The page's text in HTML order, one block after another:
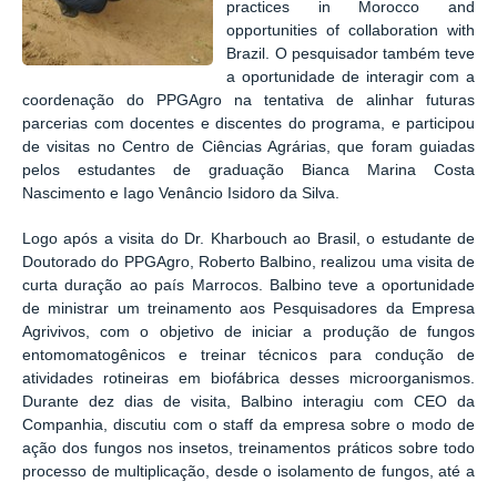
practices in Morocco and
opportunities of collaboration with
Brazil. O pesquisador também teve
a oportunidade de interagir com a
coordenação do PPGAgro na tentativa de alinhar futuras
parcerias com docentes e discentes do programa, e participou
de visitas no Centro de Ciências Agrárias, que foram guiadas
pelos estudantes de graduação Bianca Marina Costa
Nascimento e Iago Venâncio Isidoro da Silva.
Logo após a visita do Dr. Kharbouch ao Brasil, o estudante de
Doutorado do PPGAgro, Roberto Balbino, realizou uma visita de
curta duração ao país Marrocos. Balbino teve a oportunidade
de ministrar um treinamento aos Pesquisadores da Empresa
Agrivivos, com o objetivo de iniciar a produção de fungos
entomomatogênicos e treinar técnicos para condução de
atividades rotineiras em biofábrica desses microorganismos.
Durante dez dias de visita, Balbino interagiu com CEO da
Companhia, discutiu com o staff da empresa sobre o modo de
ação dos fungos nos insetos, treinamentos práticos sobre todo
processo de multiplicação, desde o isolamento de fungos, até a